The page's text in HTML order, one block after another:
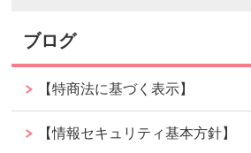
ブログ
【特商法に基づく表示】
【情報セキュリティ基本方針】